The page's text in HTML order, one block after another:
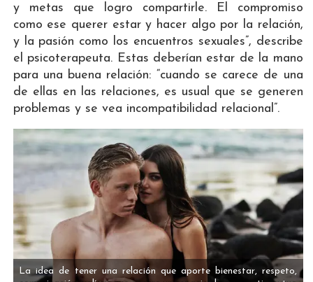
y metas que logro compartirle. El compromiso
como ese querer estar y hacer algo por la relación,
y la pasión como los encuentros sexuales”, describe
el psicoterapeuta. Estas deberían estar de la mano
para una buena relación: “cuando se carece de una
de ellas en las relaciones, es usual que se generen
problemas y se vea incompatibilidad relacional”.
La idea de tener una relación que aporte bienestar, respeto,